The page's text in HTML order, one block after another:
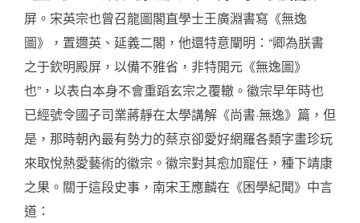
屏。宋英宗也曾召龍圖閣直學士王廣淵書寫《無逸
圖》，置邇英、延義二閣，他還特意闡明：“卿為朕書
之于欽明殿屏，以備不雅省，非特開元《無逸圖》
也”，以表白本身不會重蹈玄宗之覆轍。徽宗早年時也
已經號令國子司業蔣靜在太學講解《尚書·無逸》篇，但
是，那時朝內最有勢力的蔡京卻愛好網羅各類字畫珍玩
來取悅熱愛藝術的徽宗。徽宗對其愈加寵任，種下靖康
之果。關于這段史事，南宋王應麟在《困學紀聞》中言
道：